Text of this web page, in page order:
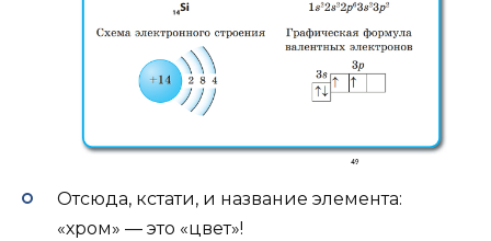
Отсюда, кстати, и название элемента:
«хром» — это «цвет»!